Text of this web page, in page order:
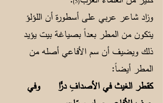
وزاد شاعر عربي على أسطورة أن اللؤلؤ
يتكون من المطر بعداً بصياغة بيت يؤيد
ذلك ويضيف أن سم الأفاعي أصله من
المطر أيضاً:
كقطر الغيث في الأصدافِ درًّاوفي